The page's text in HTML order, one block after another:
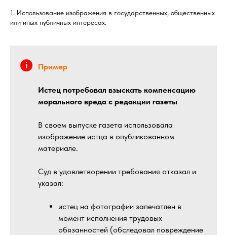
1. Использование изображения в государственных, общественных
или иных публичных интересах.
Пример
Истец потребовал взыскать компенсацию
морального вреда с редакции газеты
В своем выпуске газета использовала
изображение истца в опубликованном
материале.
Суд в удовлетворении требования отказал и
указал:
истец на фотографии запечатлен в
момент исполнения трудовых
обязанностей (обследовал повреждение